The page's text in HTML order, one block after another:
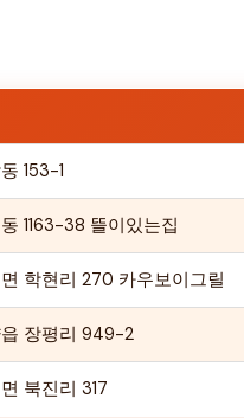
153-1
1163-38 뜰이있는집
학현리 270 카우보이그릴
장평리 949-2
북진리 317